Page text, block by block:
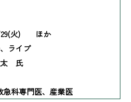
29(火) ほか
ライブ
氏
科専門医、産業医